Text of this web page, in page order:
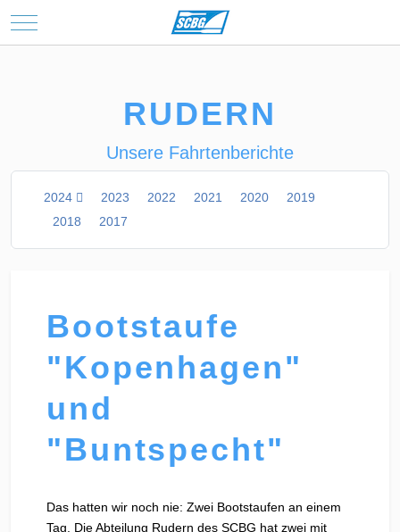
Mobile Menu Toggle
RUDERN
Unsere Fahrtenberichte
2024 2023 2022 2021 2020
2019
2018
2017
Bootstaufe
"Kopenhagen"
und
"Buntspecht"
Das hatten wir noch nie: Zwei Bootstaufen an einem
Tag. Die Abteilung Rudern des SCBG hat zwei mit